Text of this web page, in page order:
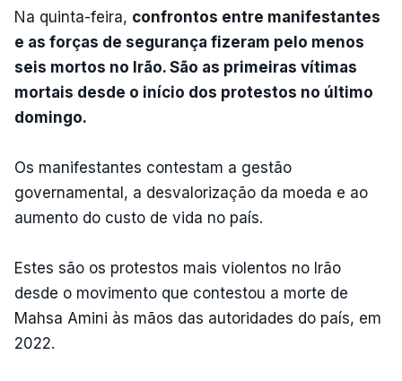
Na quinta-feira, confrontos entre manifestantes
e as forças de segurança fizeram pelo menos
seis mortos no Irão. São as primeiras vítimas
mortais desde o início dos protestos no último
domingo.
Os manifestantes contestam a gestão
governamental, a desvalorização da moeda e ao
aumento do custo de vida no país.
Estes são os protestos mais violentos no Irão
desde o movimento que contestou a morte de
Mahsa Amini às mãos das autoridades do país, em
2022.